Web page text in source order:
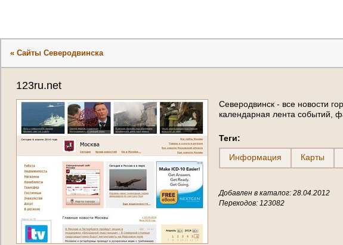
« Сайты Северодвинска
123ru.net
Северодвинск - все новости
календарная лента событий,
Теги:
Информация
Карты
Добавлен в каталог: 28.04.2012
Переходов: 123082